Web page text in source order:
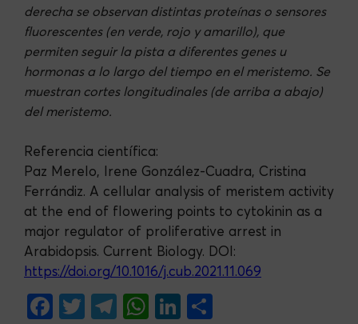
derecha se observan distintas proteínas o sensores
fluorescentes (en verde, rojo y amarillo), que
permiten seguir la pista a diferentes genes u
hormonas a lo largo del tiempo en el meristemo. Se
muestran cortes longitudinales (de arriba a abajo)
del meristemo.
Referencia científica:
Paz Merelo, Irene González-Cuadra, Cristina
Ferrándiz. A cellular analysis of meristem activity
at the end of flowering points to cytokinin as a
major regulator of proliferative arrest in
Arabidopsis. Current Biology. DOI:
https://doi.org/10.1016/j.cub.2021.11.069
F
T
Te W Li